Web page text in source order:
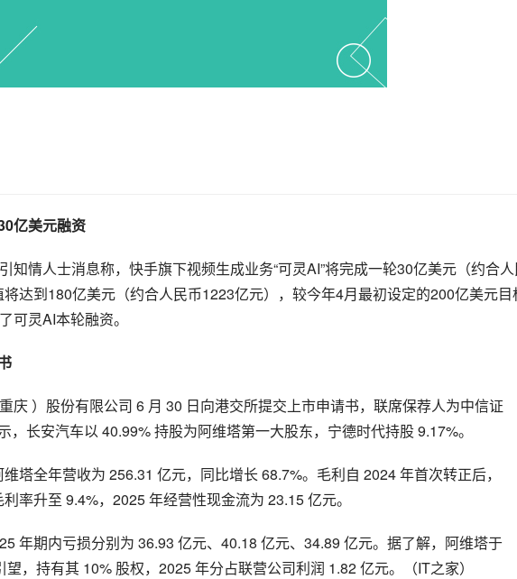
亿美元融资
知情人士消息称，快手旗下视频生成业务“可灵AI”将完成一轮30亿美元（约合
达到180亿美元（约合人民币1223亿元），较今年4月最初设定的200亿美元目
可灵AI本轮融资。
庆 ）股份有限公司 6 月 30 日向港交所提交上市申请书，联席保荐人为中信证
，长安汽车以 40.99% 持股为阿维塔第一大股东，宁德时代持股 9.17%。
塔全年营收为 256.31 亿元，同比增长 68.7%。毛利自 2024 年首次转正后，
率升至 9.4%，2025 年经营性现金流为 23.15 亿元。
年期内亏损分别为 36.93 亿元、40.18 亿元、34.89 亿元。据了解，阿维塔于
，持有其 10% 股权，2025 年分占联营公司利润 1.82 亿元。（IT之家）